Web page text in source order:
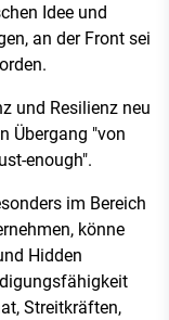
Idee und
an der Front sei
und Resilienz neu
Übergang "von
enough".
im Bereich
könne
Hidden
Streitkräften,